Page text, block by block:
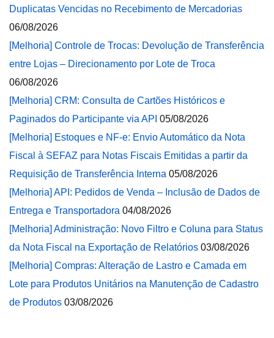
Duplicatas Vencidas no Recebimento de Mercadorias
06/08/2026
[Melhoria] Controle de Trocas: Devolução de Transferência
entre Lojas – Direcionamento por Lote de Troca
06/08/2026
[Melhoria] CRM: Consulta de Cartões Históricos e
Paginados do Participante via API 05/08/2026
[Melhoria] Estoques e NF-e: Envio Automático da Nota
Fiscal à SEFAZ para Notas Fiscais Emitidas a partir da
Requisição de Transferência Interna 05/08/2026
[Melhoria] API: Pedidos de Venda – Inclusão de Dados de
Entrega e Transportadora 04/08/2026
[Melhoria] Administração: Novo Filtro e Coluna para Status
da Nota Fiscal na Exportação de Relatórios 03/08/2026
[Melhoria] Compras: Alteração de Lastro e Camada em
Lote para Produtos Unitários na Manutenção de Cadastro
de Produtos 03/08/2026